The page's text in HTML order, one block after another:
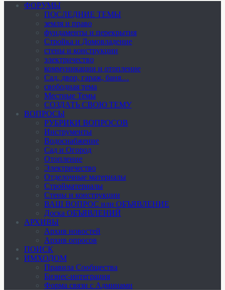
ФОРУМЫ
ПОСЛЕДНИЕ ТЕМЫ
земля и право
фундаменты и перекрытия
Стройка и Домовладение
стены и конструкции
электричество
коммуникации и отопление
Cад, двор, гараж, баня…
свободная тема
Местные Темы
СОЗДАТЬ СВОЮ ТЕМУ
ВОПРОСЫ
РУБРИКИ ВОПРОСОВ
Инструменты
Водоснабжение
Сад и Огород
Отопление
Электричество
Отделочные материалы
Стройматериалы
Стены и конструкции
ВАШ ВОПРОС или ОБЪЯВЛЕНИЕ
Доска ОБЪЯВЛЕНИЙ
АРХИВЫ
Архив новостей
Архив опросов
ПОИСК
ИМХОДОМ
Правила Сообщества
Бизнес-интеграция
Форма связи с Админами